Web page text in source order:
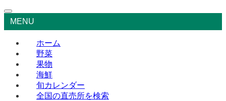
MENU
ホーム
野菜
果物
海鮮
旬カレンダー
全国の直売所を検索